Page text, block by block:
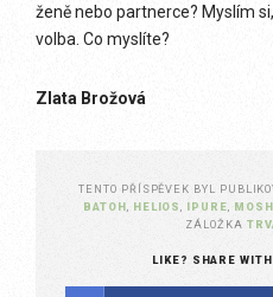
ženě nebo partnerce? Myslím
volba. Co myslíte?
Zlata Brožová
TENTO PŘÍSPĚVEK BYL
BATOH
HELIOS IPURE
ZÁLOŽKA
LIKE? SHARE